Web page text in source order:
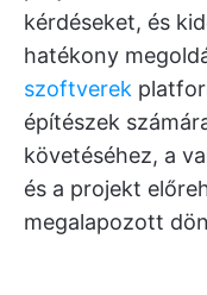
kérdéseket, és
hatékony
szoftverek
építészek
követéséhez, a
és a projekt
megalapozott